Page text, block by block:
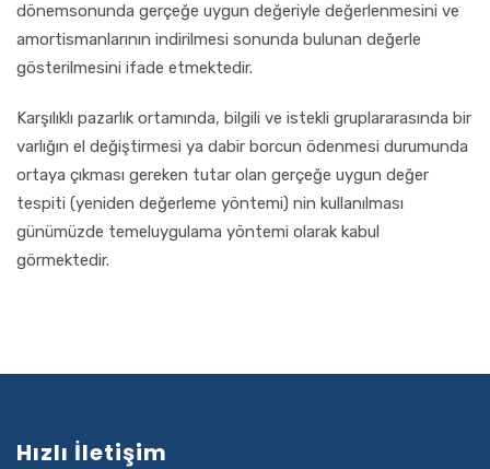
dönemsonunda gerçeğe uygun değeriyle değerlenmesini ve
amortismanlarının indirilmesi sonunda bulunan değerle
gösterilmesini ifade etmektedir.
Karşılıklı pazarlık ortamında, bilgili ve istekli gruplararasında bir
varlığın el değiştirmesi ya dabir borcun ödenmesi durumunda
ortaya çıkması gereken tutar olan gerçeğe uygun değer
tespiti (yeniden değerleme yöntemi) nin kullanılması
günümüzde temeluygulama yöntemi olarak kabul
görmektedir.
Hızlı İletişim